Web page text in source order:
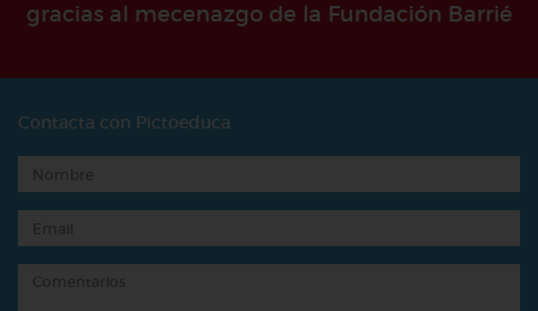
gracias al mecenazgo de la Fundación Barrié
Contacta con Pictoeduca